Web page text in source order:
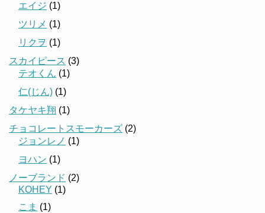
エイジ (1)
ツリメ (1)
リクヲ (1)
スカイピース (3)
テオくん (1)
仁(じん) (1)
タケヤキ翔 (1)
チョコレートスモーカーズ (2)
ジョンレノ (1)
ヨハン (1)
ノーブランド (2)
KOHEY (1)
こま (1)